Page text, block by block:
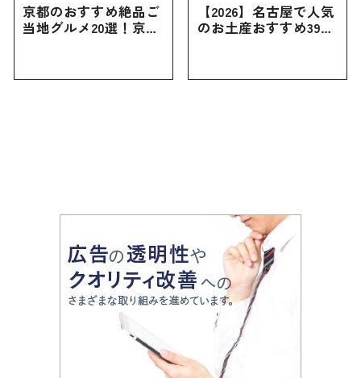
京都のおすすめ絶品ご
当地グルメ20選！京都
【2026】名古屋で人気
のお土産おすすめ39選
お土産・ばらまき用ま